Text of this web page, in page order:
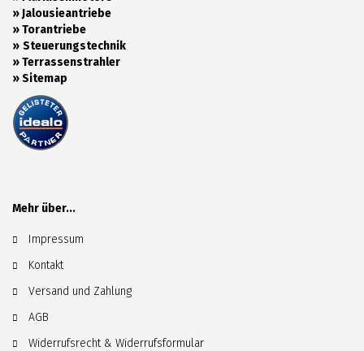
»Jalousieantriebe
»Torantriebe
» Steuerungstechnik
»Terrassenstrahler
»Sitemap
Mehr über...
Impressum
Kontakt
Versand und Zahlung
AGB
Widerrufsrecht & Widerrufsformular